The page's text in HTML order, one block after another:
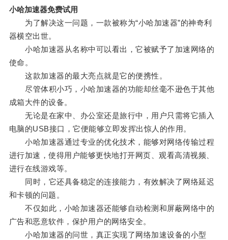
小哈加速器免费试用
为了解决这一问题，一款被称为“小哈加速器”的神奇利
器横空出世。
小哈加速器从名称中可以看出，它被赋予了加速网络的
使命。
这款加速器的最大亮点就是它的便携性。
尽管体积小巧，小哈加速器的功能却丝毫不逊色于其他
成箱大件的设备。
无论是在家中、办公室还是旅行中，用户只需将它插入
电脑的USB接口，它便能够立即发挥出惊人的作用。
小哈加速器通过专业的优化技术，能够对网络传输过程
进行加速，使得用户能够更快地打开网页、观看高清视频、
进行在线游戏等。
同时，它还具备稳定的连接能力，有效解决了网络延迟
和卡顿的问题。
不仅如此，小哈加速器还能够自动检测和屏蔽网络中的
广告和恶意软件，保护用户的网络安全。
小哈加速器的问世，真正实现了网络加速设备的小型